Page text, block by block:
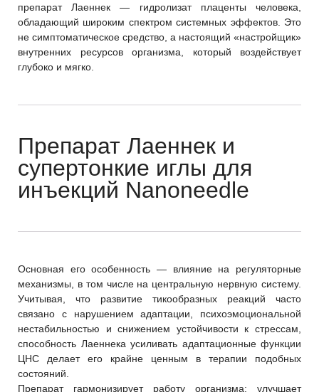
препарат Лаеннек — гидролизат плаценты человека,
обладающий широким спектром системных эффектов. Это
не симптоматическое средство, а настоящий «настройщик»
внутренних ресурсов организма, который воздействует
глубоко и мягко.
Препарат Лаеннек и
супертонкие иглы для
инъекций Nanoneedle
Основная его особенность — влияние на регуляторные
механизмы, в том числе на центральную нервную систему.
Учитывая, что развитие тикообразных реакций часто
связано с нарушением адаптации, психоэмоциональной
нестабильностью и снижением устойчивости к стрессам,
способность Лаеннека усиливать адаптационные функции
ЦНС делает его крайне ценным в терапии подобных
состояний.
Препарат гармонизирует работу организма: улучшает